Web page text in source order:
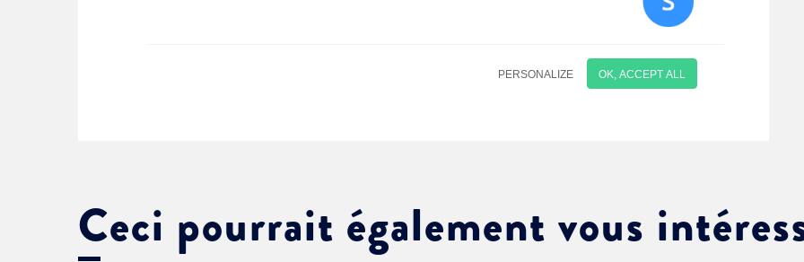
Ceci pourrait également vous